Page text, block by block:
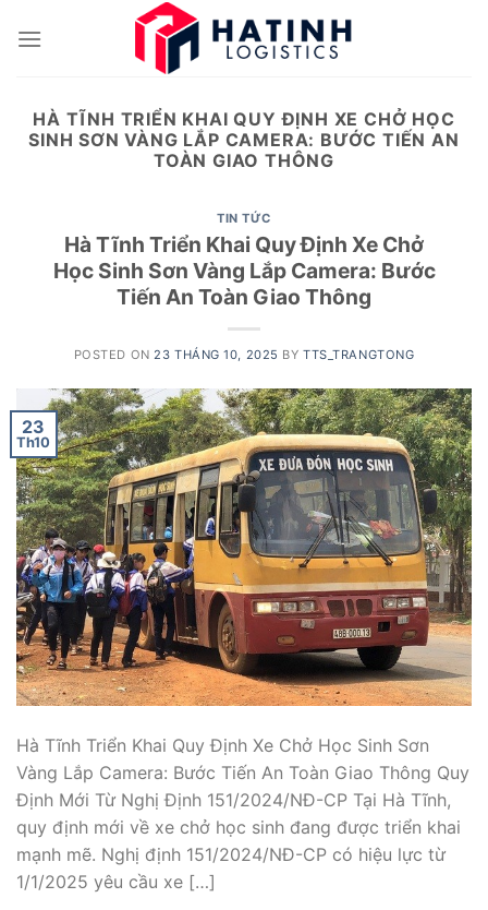
HÀ TĨNH TRIỂN KHAI QUY ĐỊNH XE CHỞ HỌC
SINH SƠN VÀNG LẮP CAMERA: BƯỚC TIẾN AN
TOÀN GIAO THÔNG
TIN TỨC
Hà Tĩnh Triển Khai Quy Định Xe Chở
Học Sinh Sơn Vàng Lắp Camera: Bước
Tiến An Toàn Giao Thông
POSTED ON 23 THÁNG 10, 2025 BYTTS_TRANGTONG
23
Th10
Hà Tĩnh Triển Khai Quy Định Xe Chở Học Sinh Sơn
Vàng Lắp Camera: Bước Tiến An Toàn Giao Thông Quy
Định Mới Từ Nghị Định 151/2024/NĐ-CP Tại Hà Tĩnh,
quy định mới về xe chở học sinh đang được triển khai
mạnh mẽ. Nghị định 151/2024/NĐ-CP có hiệu lực từ
1/1/2025 yêu cầu xe […]